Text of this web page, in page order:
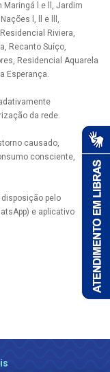
Maringá l e ll, Jardim
l, ll e lll,
Riviera,
Recanto Suíço,
Residencial Aquarela
Esperança.
da rede.
causado,
consciente,
pelo
e aplicativo